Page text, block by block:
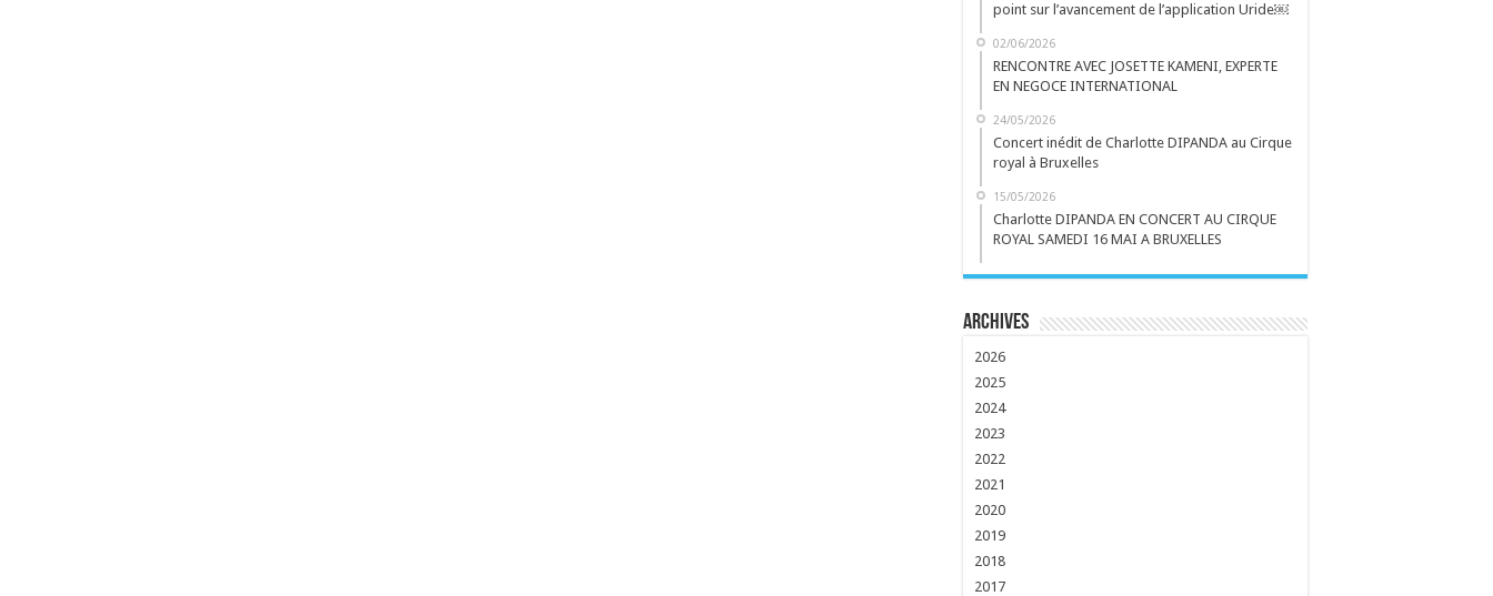
point sur l’avancement de l’application Uride￼
02/06/2026
RENCONTRE AVEC JOSETTE KAMENI, EXPERTE
EN NEGOCE INTERNATIONAL
24/05/2026
Concert inédit de Charlotte DIPANDA au Cirque
royal à Bruxelles
15/05/2026
Charlotte DIPANDA EN CONCERT AU CIRQUE
ROYAL SAMEDI 16 MAI A BRUXELLES
Archives
2026
2025
2024
2023
2022
2021
2020
2019
2018
2017